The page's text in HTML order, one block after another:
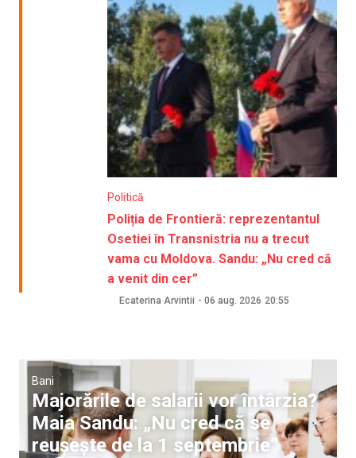
Politică
Poliția de Frontieră: reprezentantul
Osetiei în Transnistria nu a trecut
vama cu Moldova. Sandu: „Nu cred că
a venit din cer”
Ecaterina Arvintii - 06 aug. 2026 20:55
Bani
Majorările de salarii vor întârzia?
Maia Sandu: „Nu cred că se
reușește de la 1 septembrie”